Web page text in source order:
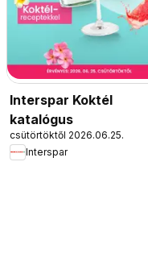
Interspar Koktél
katalógus
csütörtöktől 2026.06.25.
Interspar